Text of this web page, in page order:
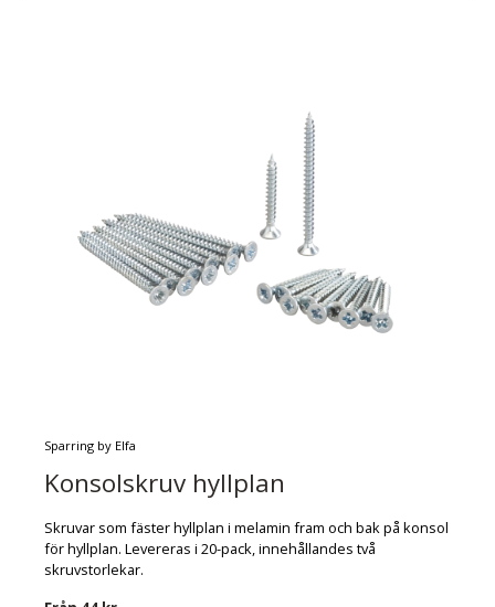
Sparring by Elfa
Konsolskruv hyllplan
Skruvar som fäster hyllplan i melamin fram och bak på konsol
för hyllplan. Levereras i 20-pack, innehållandes två
skruvstorlekar.